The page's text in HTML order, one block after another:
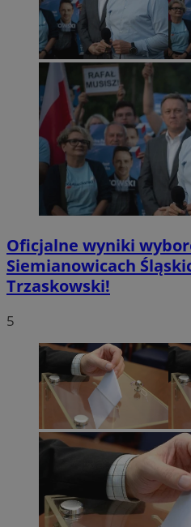
Oficjalne wyniki
Siemianowicach
Trzaskowski!
5